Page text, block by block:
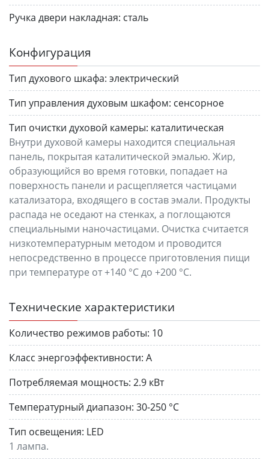
Ручка двери накладная: сталь
Конфигурация
Тип духового шкафа: электрический
Тип управления духовым шкафом: сенсорное
Тип очистки духовой камеры: каталитическая
Внутри духовой камеры находится специальная
панель, покрытая каталитической эмалью. Жир,
образующийся во время готовки, попадает на
поверхность панели и расщепляется частицами
катализатора, входящего в состав эмали. Продукты
распада не оседают на стенках, а поглощаются
специальными наночастицами. Очистка считается
низкотемпературным методом и проводится
непосредственно в процессе приготовления пищи
при температуре от +140 °C до +200 °C.
Технические характеристики
Количество режимов работы: 10
Класс энергоэффективности: A
Потребляемая мощность: 2.9 кВт
Температурный диапазон: 30-250 °C
Тип освещения: LED
1 лампа.